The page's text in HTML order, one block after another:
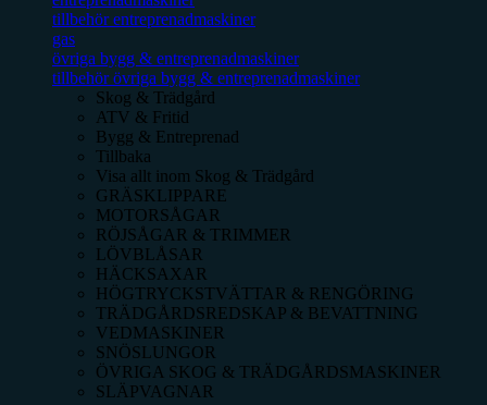
tillbehör entreprenadmaskiner
gas
övriga bygg & entreprenadmaskiner
tillbehör övriga bygg & entreprenadmaskiner
Skog & Trädgård
ATV & Fritid
Bygg & Entreprenad
Tillbaka
Visa allt inom Skog & Trädgård
GRÄSKLIPPARE
MOTORSÅGAR
RÖJSÅGAR & TRIMMER
LÖVBLÅSAR
HÄCKSAXAR
HÖGTRYCKSTVÄTTAR & RENGÖRING
TRÄDGÅRDSREDSKAP & BEVATTNING
VEDMASKINER
SNÖSLUNGOR
ÖVRIGA SKOG & TRÄDGÅRDSMASKINER
SLÄPVAGNAR